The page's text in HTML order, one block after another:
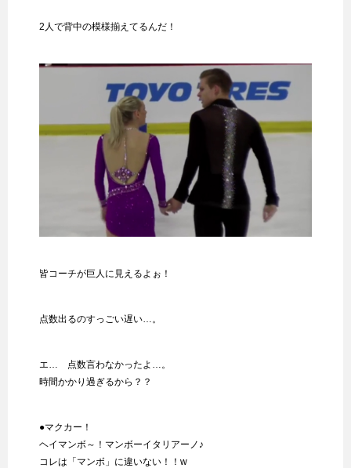
2人で背中の模様揃えてるんだ！
皆コーチが巨人に見えるよぉ！
点数出るのすっごい遅い…。
エ… 点数言わなかったよ…。
時間かかり過ぎるから？？
●マクカー！
ヘイマンボ～！マンボーイタリアーノ♪
コレは「マンボ」に違いない！！w